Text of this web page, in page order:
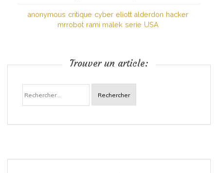
anonymous critique cyber eliott alderdon hacker
mrrobot rami malek serie USA
Trouver un article:
Rechercher :